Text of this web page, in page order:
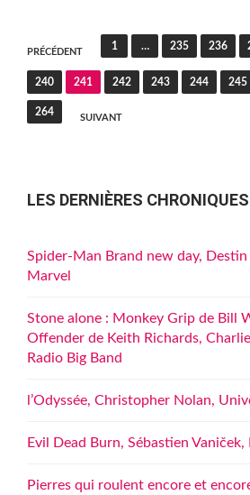
Pagination
des
publications
PRÉCÉDENT
1 … 235 236
240 241 242 243 244 245
264
SUIVANT
LES DERNIÈRES CHRONIQUES
Spider-Man Brand new day,
Marvel
Stone alone : Monkey Grip de Bill
Offender de Keith Richards,
Radio Big Band
l’Odyssée, Christopher Nolan,
Evil Dead Burn, Sébastien
Pierres qui roulent encore et